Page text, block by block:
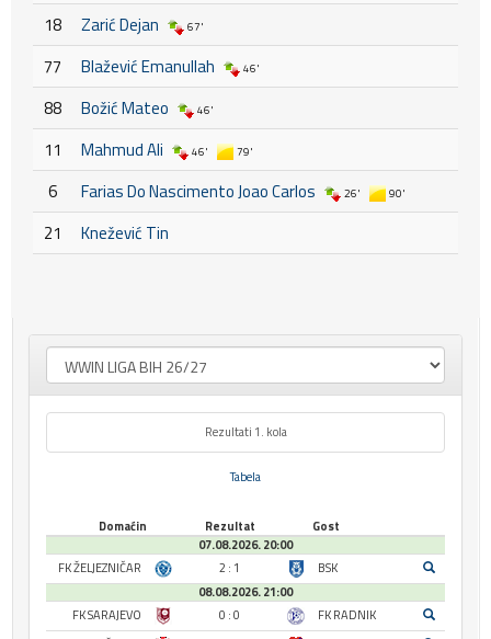
18 Zarić Dejan 67'
77 Blažević Emanullah 46'
88 Božić Mateo 46'
11 Mahmud Ali 46' 79'
6 Farias Do Nascimento Joao Carlos 26' 90'
21 Knežević Tin
Rezultati 1. kola
Tabela
Domaćin Rezultat
Gost
07.08.2026. 20:00
FK ŽELJEZNIČAR
2 : 1
BSK
08.08.2026. 21:00
FK SARAJEVO
0 : 0
FK RADNIK